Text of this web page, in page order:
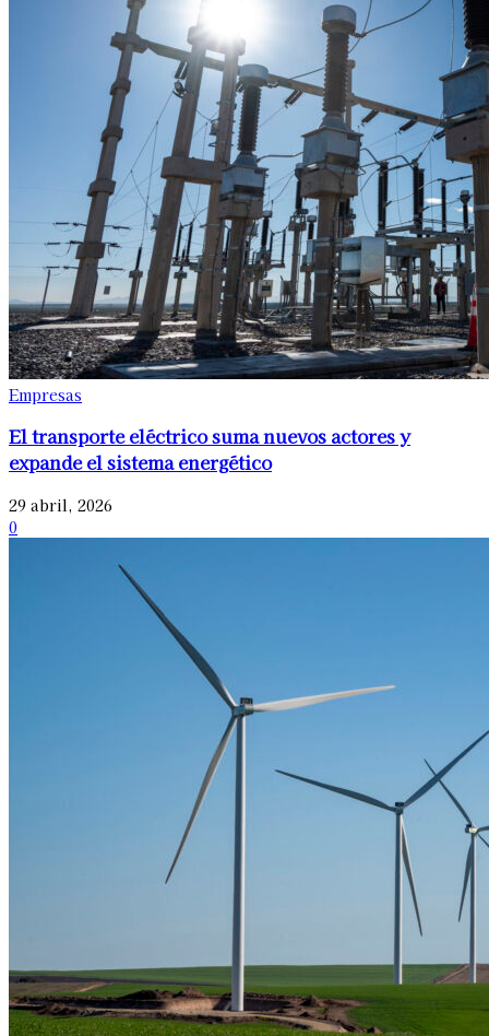
Empresas
El transporte eléctrico suma nuevos actores y
expande el sistema energético
29 abril, 2026
0